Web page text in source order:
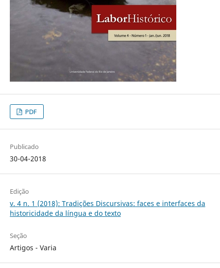
PDF
Publicado
30-04-2018
Edição
v. 4 n. 1 (2018): Tradições Discursivas: faces e interfaces da
historicidade da língua e do texto
Seção
Artigos - Varia